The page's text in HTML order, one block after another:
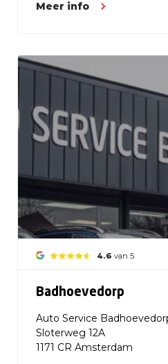
Meer info
4.6 van 5
Badhoevedorp
Auto Service
Sloterweg 12A
1171 CR Amsterdam